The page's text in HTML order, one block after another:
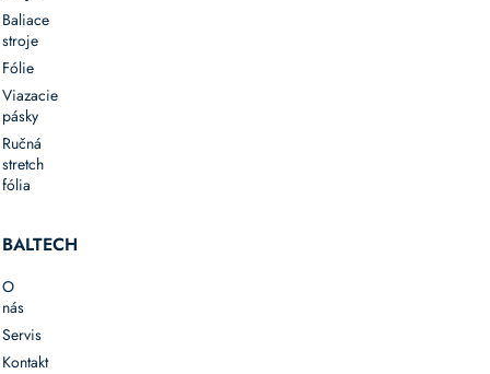
Baliace
stroje
Fólie
Viazacie
pásky
Ručná
stretch
fólia
BALTECH
O
nás
Servis
Kontakt